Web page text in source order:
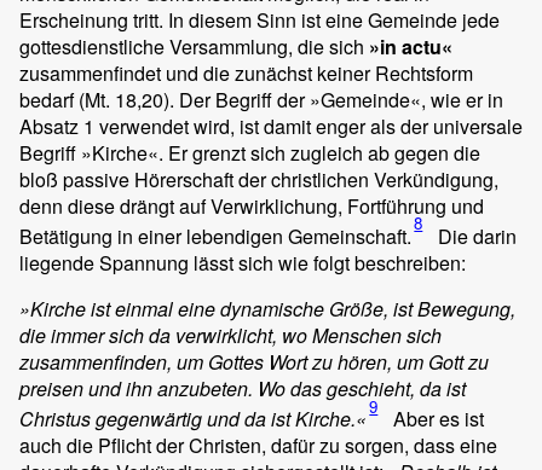
Erscheinung tritt. In diesem Sinn ist eine Gemeinde jede
gottesdienstliche Versammlung, die sich »in actu«
zusammenfindet und die zunächst keiner Rechtsform
bedarf (Mt. 18,20). Der Begriff der »Gemeinde«, wie er in
Absatz 1 verwendet wird, ist damit enger als der universale
Begriff »Kirche«. Er grenzt sich zugleich ab gegen die
bloß passive Hörerschaft der christlichen Verkündigung,
denn diese drängt auf Verwirklichung, Fortführung und
Betätigung in einer lebendigen Gemeinschaft.8
Die darin
liegende Spannung lässt sich wie folgt beschreiben:
»Kircheist einmal eine dynamische Größe, istBewegung,
die immer sich da verwirklicht, wo Menschen sich
zusammenfinden, um Gottes Wort zu hören, um Gott zu
preisen und ihn anzubeten. Wo das geschieht, da ist
Christus gegenwärtig und da ist Kirche.«9
Aber es ist
auch die Pflicht der Christen, dafür zu sorgen, dass eine